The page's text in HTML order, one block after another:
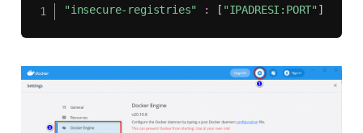
"insecure-registries" : [ "IPADRESI:PORT" ]